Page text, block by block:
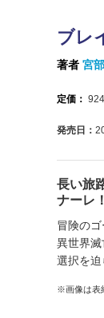
ブレ
著者 宮
定価： 924
発売日：
長い旅
ナーレ！
冒険の
異世界
選択を迫
※画像は表